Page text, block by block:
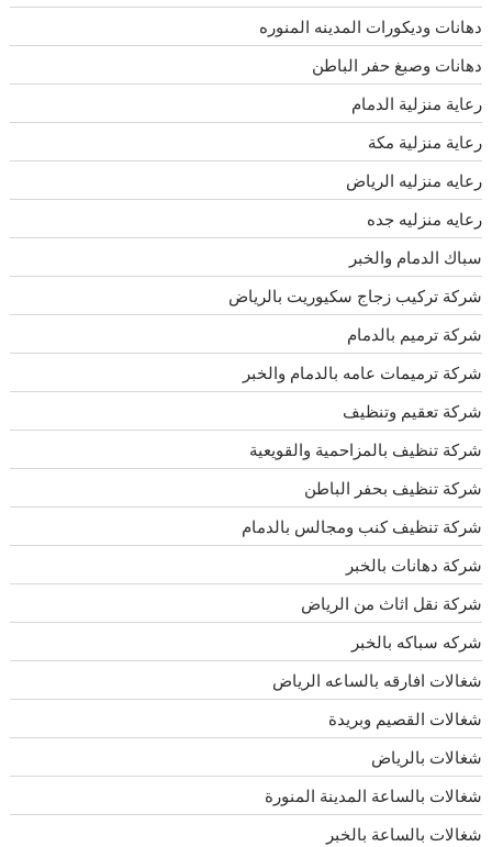
دهانات وديكورات المدينه المنوره
دهانات وصبغ حفر الباطن
رعاية منزلية الدمام
رعاية منزلية مكة
رعايه منزليه الرياض
رعايه منزليه جده
سباك الدمام والخبر
شركة تركيب زجاج سكيوريت بالرياض
شركة ترميم بالدمام
شركة ترميمات عامه بالدمام والخبر
شركة تعقيم وتنظيف
شركة تنظيف بالمزاحمية والقويعية
شركة تنظيف بحفر الباطن
شركة تنظيف كنب ومجالس بالدمام
شركة دهانات بالخبر
شركة نقل اثاث من الرياض
شركه سباكه بالخبر
شغالات افارقه بالساعه الرياض
شغالات القصيم وبريدة
شغالات بالرياض
شغالات بالساعة المدينة المنورة
شغالات بالساعة بالخبر